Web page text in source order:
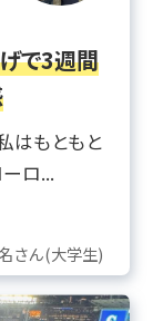
で3週間
はもともと
ロ...
さん(大学生)